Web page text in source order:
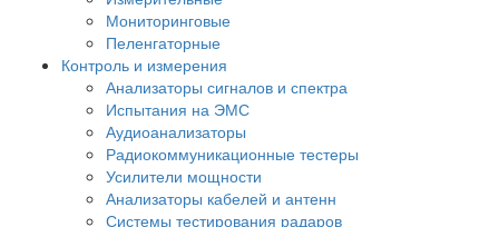
Мониторинговые
Пеленгаторные
Контроль и измерения
Анализаторы сигналов и спектра
Испытания на ЭМС
Аудиоанализаторы
Радиокоммуникационные тестеры
Усилители мощности
Анализаторы кабелей и антенн
Системы тестирования радаров